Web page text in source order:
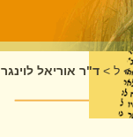
> ל > ד"ר אוריאל לוינגר